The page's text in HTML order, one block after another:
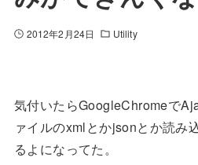
2012年2月24日 Utility
気付いたらGoogleChromeで
ァイルのxmlとかjsonとか読み
るよになってた。